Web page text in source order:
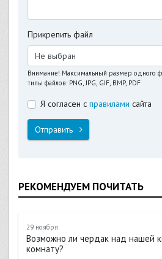
Прикрепить файл
Не выбран
Внимание! Максимальный размер одного
типы файлов: PNG, JPG, GIF, BMP, PDF
Я согласен с правилами сайта
Отправить
РЕКОМЕНДУЕМ ПОЧИТАТЬ
29 ноября
Возможно ли чердак над нашей
комнату?